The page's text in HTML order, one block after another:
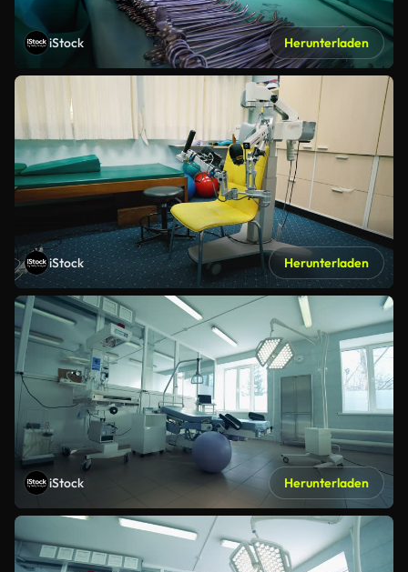
iStock Herunterladen
iStock Herunterladen
iStock Herunterladen